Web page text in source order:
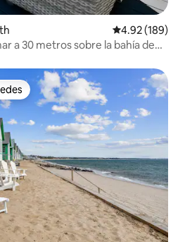
Calificación
4.92 (189)
a 30 metros sobre la bahía de
preferido